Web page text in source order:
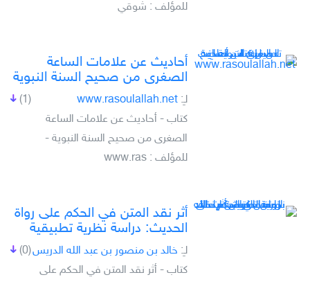
للمؤلف : شوقي
أحاديث عن علامات الساعة
الصغرى من صحيح السنة النبوية
(1) لـِ: www.rasoulallah.net
كتاب - أحاديث عن علامات الساعة
الصغرى من صحيح السنة النبوية -
للمؤلف : www.ras
أثر نقد المتن في الحكم على رواة
الحديث: دراسة نظرية تطبيقية
(0) لـِ: خالد بن منصور بن عبد الله الدريس
كتاب - أثر نقد المتن في الحكم على